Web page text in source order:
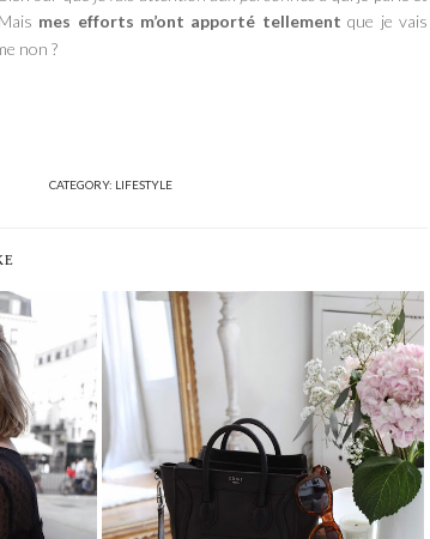
Mais mes efforts m’ont apporté tellement que je vais
non ?
CATEGORY: LIFESTYLE
WHAT'S IN MY BAG ?